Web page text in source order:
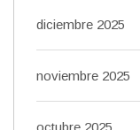
diciembre 2025
noviembre 2025
octubre 2025